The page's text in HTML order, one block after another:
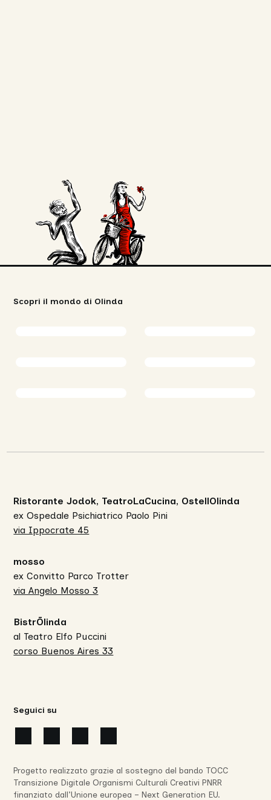
Scopri il mondo di Olinda
Ristorante Jodok, TeatroLaCucina, OstellOlinda
ex Ospedale Psichiatrico Paolo Pini
via Ippocrate 45
mosso
ex Convitto Parco Trotter
via Angelo Mosso 3
BistrŌlinda
al Teatro Elfo Puccini
corso Buenos Aires 33
Seguici su
Progetto realizzato grazie al sostegno del bando TOCC
Transizione Digitale Organismi Culturali Creativi PNRR
finanziato dall’Unione europea – Next Generation EU.